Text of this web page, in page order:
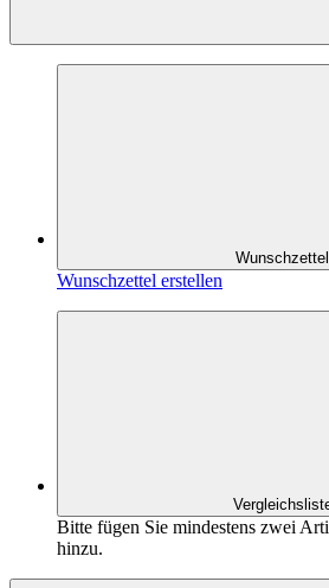
Wunschzettel
Wunschzettel erstellen
Bitte fügen Sie mindestens zwei
hinzu.